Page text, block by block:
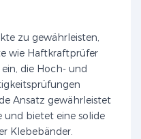
zu gewährleisten,
wie Haftkraftprüfer
die Hoch- und
Ansatz gewährleistet
und bietet eine solide
Klebebänder.